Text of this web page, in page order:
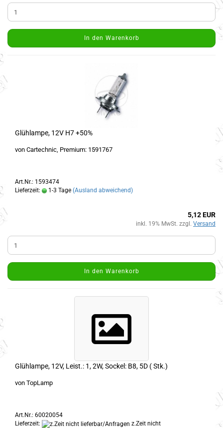
In den Warenkorb
Glühlampe, 12V H7 +50%
von Cartechnic, Premium: 1591767
Art.Nr.: 1593474
Lieferzeit:
1-3 Tage (Ausland abweichend)
5,12 EUR
inkl. 19% MwSt. zzgl. Versand
In den Warenkorb
Glühlampe, 12V, Leist.: 1, 2W, Sockel: B8, 5D ( Stk.)
von TopLamp
Art.Nr.: 60020054
Lieferzeit:
z.Zeit nicht